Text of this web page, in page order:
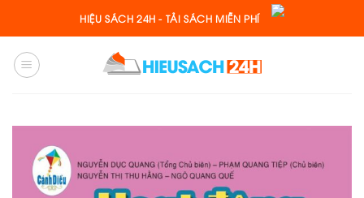
content
HIỆU SÁCH 24H - TẢI SÁCH MIỄN PHÍ